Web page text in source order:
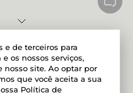
e de terceiros para
os nossos serviços,
nosso site. Ao optar por
que você aceita a sua
Política de
Powered by Developed by